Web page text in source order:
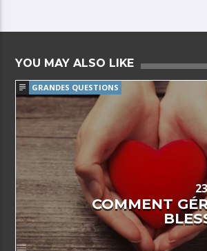
YOU MAY ALSO LIKE
GRANDES QUESTIONS
COMMENT